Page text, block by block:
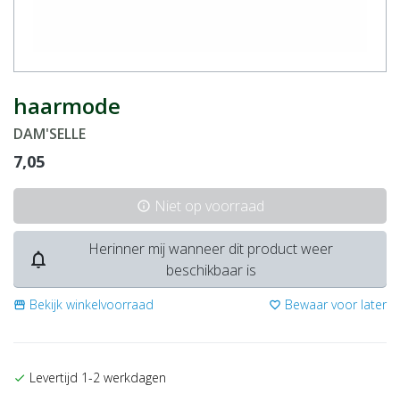
haarmode
DAM'SELLE
7,05
info Niet op voorraad
notifications_none
Herinner mij wanneer dit product weer
beschikbaar is
storefront Bekijk winkelvoorraad favorite_border Bewaar voor later
check Levertijd 1-2 werkdagen